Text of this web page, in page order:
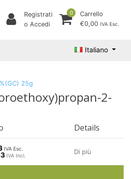
Registrati
o Accedi
0
Carrello
€0,00 IVA Esc.
Italiano
25g
2-
Details
IVA Esc.
IVA Incl.
Di più